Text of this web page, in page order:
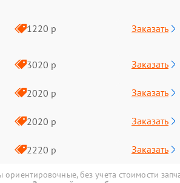
1220 р Заказать
3020 р Заказать
2020 р Заказать
2020 р Заказать
2220 р Заказать
без учета стоимости